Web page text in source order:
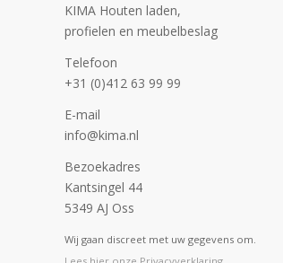
KIMA Houten laden,
profielen en meubelbeslag
Telefoon
+31 (0)412 63 99 99
E-mail
info@kima.nl
Bezoekadres
Kantsingel 44
5349 AJ Oss
Wij gaan discreet met uw gegevens om.